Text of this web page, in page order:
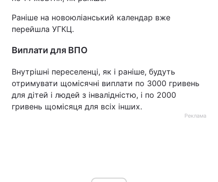
Раніше на новоюліанський календар вже
перейшла УГКЦ.
Виплати для ВПО
Внутрішні переселенці, як і раніше, будуть
отримувати щомісячні виплати по 3000 гривень
для дітей і людей з інвалідністю, і по 2000
гривень щомісяця для всіх інших.
Реклама